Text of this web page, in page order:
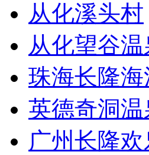
从化溪头村
从化望谷
珠海长隆海
英德奇洞
广州长隆